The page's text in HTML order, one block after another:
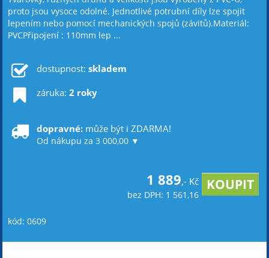
proto jsou vysoce odolné. Jednotlivé potrubní díly lze spojit
lepením nebo pomocí mechanických spojů (závitů).Materiál:
PVCPřipojení : 110mm lep ...
dostupnost: skladem
záruka: 2 roky
dopravné: může být i ZDARMA!
Od nákupu za 3 000,00 ▼
1 889,- Kč
bez DPH: 1 561,16
kód: 0609